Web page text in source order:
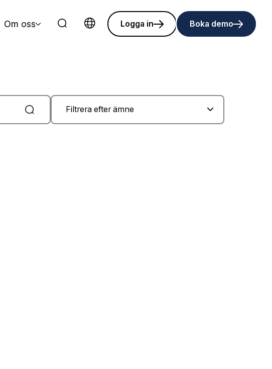
Om oss
Choose language
Logga in Boka demo